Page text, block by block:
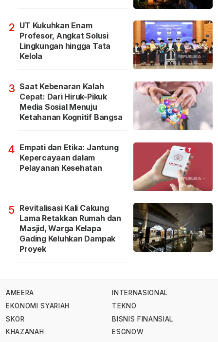
2 UT Kukuhkan Enam
Profesor, Angkat Solusi
Lingkungan hingga Tata
Kelola
3 Saat Kebenaran Kalah
Cepat: Dari Hiruk-Pikuk
Media Sosial Menuju
Ketahanan Kognitif Bangsa
4 Empati dan Etika: Jantung
Kepercayaan dalam
Pelayanan Kesehatan
5 Revitalisasi Kali Cakung
Lama Retakkan Rumah dan
Masjid, Warga Kelapa
Gading Keluhkan Dampak
Proyek
AMEERA
EKONOMI SYARIAH
SKOR
KHAZANAH
INTERNASIONAL
TEKNO
BISNIS FINANSIAL
ESGNOW